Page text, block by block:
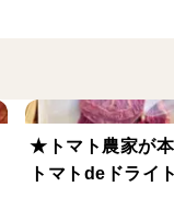
★トマト農家が
トマトdeドライ